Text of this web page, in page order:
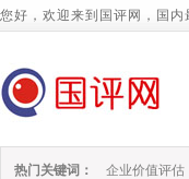
您好，欢迎来到国评网，国内
热门关键词： 企业价值评估